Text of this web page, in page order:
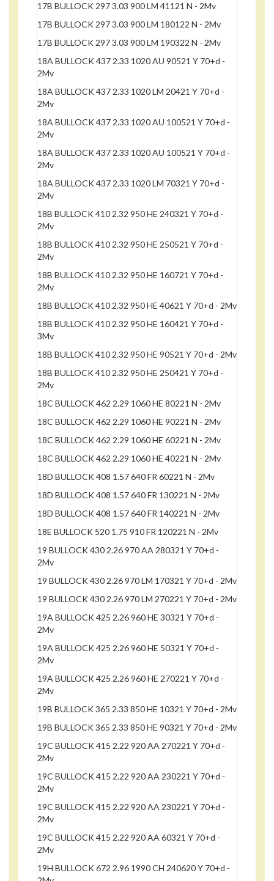
17B BULLOCK 297 3.03 900 LM 41121 N - 2Mv
17B BULLOCK 297 3.03 900 LM 180122 N - 2Mv
17B BULLOCK 297 3.03 900 LM 190322 N - 2Mv
18A BULLOCK 437 2.33 1020 AU 90521 Y 70+d -
2Mv
18A BULLOCK 437 2.33 1020 LM 20421 Y 70+d -
2Mv
18A BULLOCK 437 2.33 1020 AU 100521 Y 70+d -
2Mv
18A BULLOCK 437 2.33 1020 AU 100521 Y 70+d -
2Mv
18A BULLOCK 437 2.33 1020 LM 70321 Y 70+d -
2Mv
18B BULLOCK 410 2.32 950 HE 240321 Y 70+d -
2Mv
18B BULLOCK 410 2.32 950 HE 250521 Y 70+d -
2Mv
18B BULLOCK 410 2.32 950 HE 160721 Y 70+d -
2Mv
18B BULLOCK 410 2.32 950 HE 40621 Y 70+d - 2Mv
18B BULLOCK 410 2.32 950 HE 160421 Y 70+d -
3Mv
18B BULLOCK 410 2.32 950 HE 90521 Y 70+d - 2Mv
18B BULLOCK 410 2.32 950 HE 250421 Y 70+d -
2Mv
18C BULLOCK 462 2.29 1060 HE 80221 N - 2Mv
18C BULLOCK 462 2.29 1060 HE 90221 N - 2Mv
18C BULLOCK 462 2.29 1060 HE 60221 N - 2Mv
18C BULLOCK 462 2.29 1060 HE 40221 N - 2Mv
18D BULLOCK 408 1.57 640 FR 60221 N - 2Mv
18D BULLOCK 408 1.57 640 FR 130221 N - 2Mv
18D BULLOCK 408 1.57 640 FR 140221 N - 2Mv
18E BULLOCK 520 1.75 910 FR 120221 N - 2Mv
19 BULLOCK 430 2.26 970 AA 280321 Y 70+d -
2Mv
19 BULLOCK 430 2.26 970 LM 170321 Y 70+d - 2Mv
19 BULLOCK 430 2.26 970 LM 270221 Y 70+d - 2Mv
19A BULLOCK 425 2.26 960 HE 30321 Y 70+d -
2Mv
19A BULLOCK 425 2.26 960 HE 50321 Y 70+d -
2Mv
19A BULLOCK 425 2.26 960 HE 270221 Y 70+d -
2Mv
19B BULLOCK 365 2.33 850 HE 10321 Y 70+d - 2Mv
19B BULLOCK 365 2.33 850 HE 90321 Y 70+d - 2Mv
19C BULLOCK 415 2.22 920 AA 270221 Y 70+d -
2Mv
19C BULLOCK 415 2.22 920 AA 230221 Y 70+d -
2Mv
19C BULLOCK 415 2.22 920 AA 230221 Y 70+d -
2Mv
19C BULLOCK 415 2.22 920 AA 60321 Y 70+d -
2Mv
19H BULLOCK 672 2.96 1990 CH 240620 Y 70+d -